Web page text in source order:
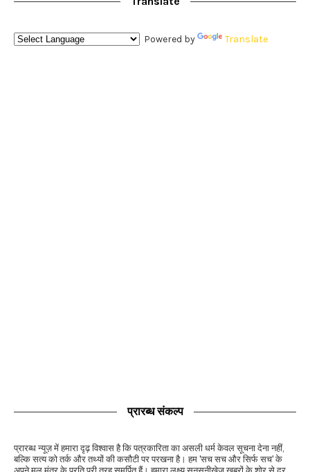
Powered by Translate
प्रारब्ध संकल्प
प्रारब्ध न्यूज़ में हमारा दृढ़ विश्वास है कि पत्रकारिता का असली धर्म केवल सूचना देना नहीं,
बल्कि सत्य को तर्क और तथ्यों की कसौटी पर परखना है। हम 'सच सच और सिर्फ सच' के